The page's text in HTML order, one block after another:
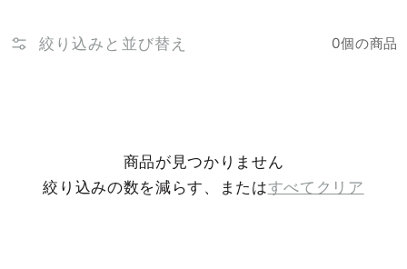
絞り込みと並び替え 0個の商品
商品が見つかりません
絞り込みの数を減らす、またはすべてクリア